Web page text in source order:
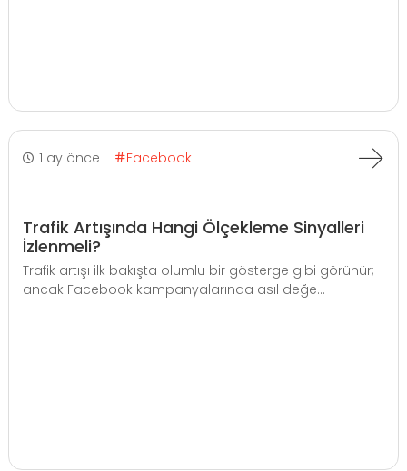
1 ay önce Facebook
Trafik Artışında Hangi Ölçekleme Sinyalleri
İzlenmeli?
Trafik artışı ilk bakışta olumlu bir gösterge gibi görünür;
ancak Facebook kampanyalarında asıl değe...